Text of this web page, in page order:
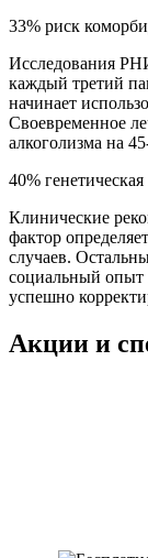
33% риск
Исследования
каждый третий
начинает
Своевременное
алкоголизма на
40%
Клинические
фактор
случаев.
социальный опыт
успешно
Акции и